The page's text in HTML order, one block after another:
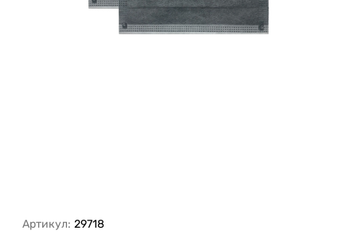
Артикул: 29718